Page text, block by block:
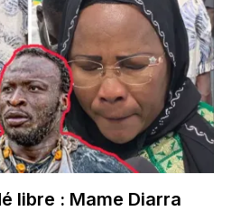
libre : Mame Diarra